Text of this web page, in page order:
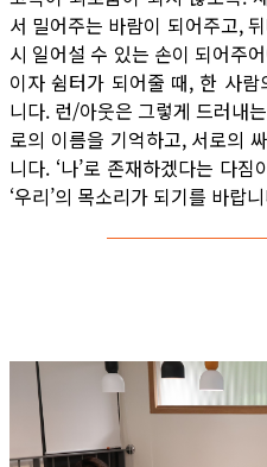
서 밀어주는 바람이 되어주고,
시 일어설 수 있는 손이 되어주
이자 쉼터가 되어줄 때, 한 사
니다. 런/아웃은 그렇게 드러내
로의 이름을 기억하고, 서로의
니다. ‘나’로 존재하겠다는 다
‘우리’의 목소리가 되기를 바랍